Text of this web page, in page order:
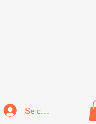
Se connecter